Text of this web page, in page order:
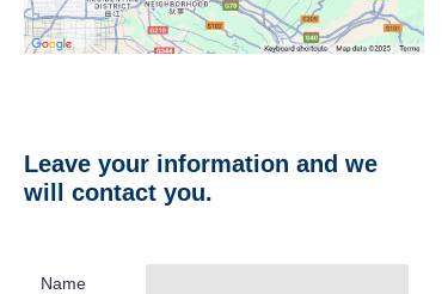
Leave your information and we
will contact you.
Name